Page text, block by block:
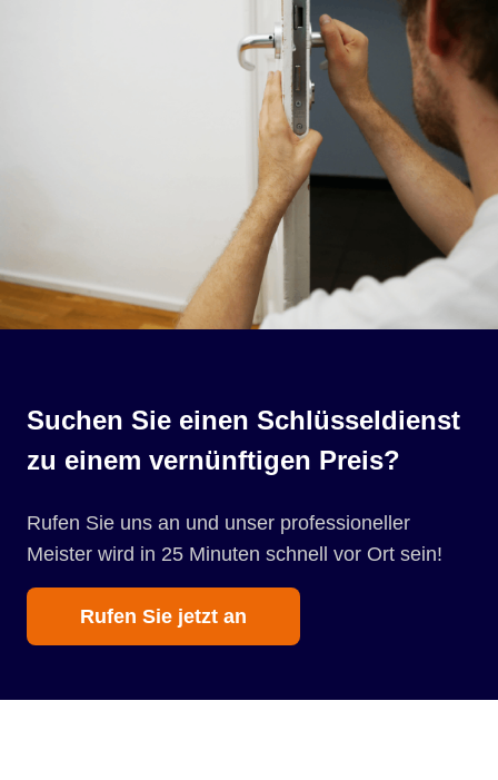
Suchen Sie einen Schlüsseldienst
zu einem vernünftigen Preis?
Rufen Sie uns an und unser professioneller
Meister wird in 25 Minuten schnell vor Ort sein!
Rufen Sie jetzt an